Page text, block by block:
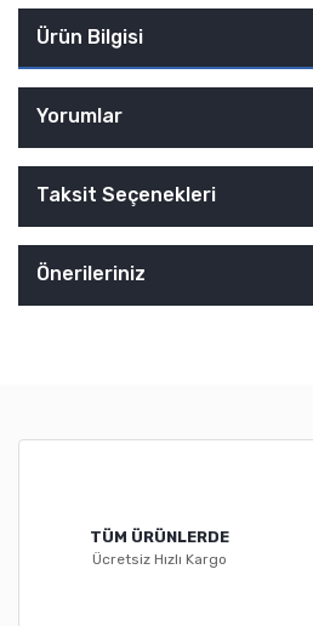
Ürün Bilgisi
Yorumlar
Taksit Seçenekleri
Önerileriniz
TÜM ÜRÜNLERDE
Ücretsiz Hızlı Kargo